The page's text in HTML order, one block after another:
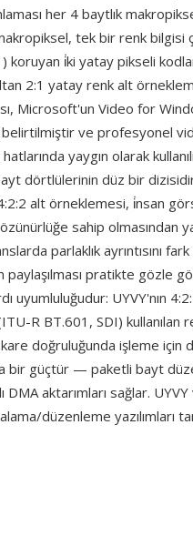
her 4 baytlık
tek bir renk bilgisi
koruyan i̇ki yatay pikseli
2:1 yatay renk alt
Microsoft'un Video for
ve profesyonel
yaygın olarak
dörtlülerinin düz bir
alt örneklemesi, i̇nsan
sahip olmasından
parlaklık ayrıntısını
pratikte gözle
uyumluluğudur: UYVY'nın
R BT.601, SDI) kullanılan
doğruluğunda işleme için
bir güçtür — paketli bayt
DMA aktarımları sağlar.
düzenleme yazılımları